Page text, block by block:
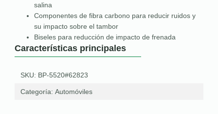
salina
Componentes de fibra carbono para reducir ruidos y
su impacto sobre el tambor
Biseles para reducción de impacto de frenada
Características principales
SKU: BP-5520#62823
Categoría: Automóviles